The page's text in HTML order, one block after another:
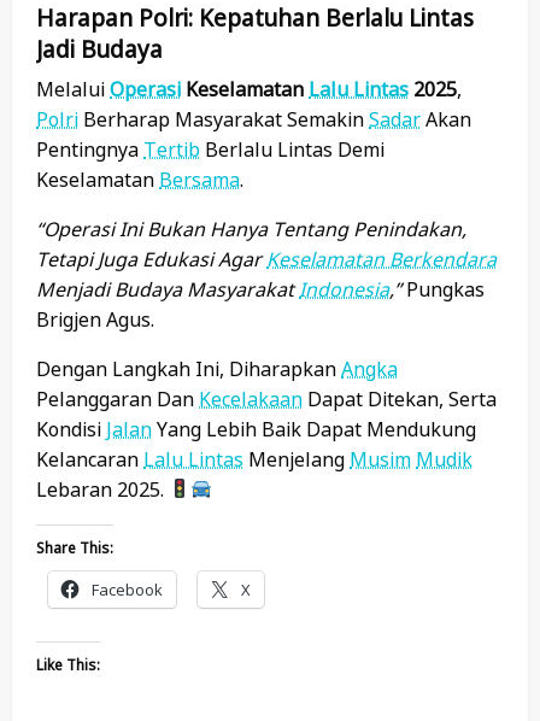
Harapan Polri: Kepatuhan Berlalu Lintas
Jadi Budaya
MelaluiOperasi Keselamatan Lalu Lintas 2025,
Polri Berharap Masyarakat SemakinSadarAkan
Pentingnya Tertib Berlalu Lintas Demi
Keselamatan Bersama.
“Operasi Ini Bukan Hanya Tentang Penindakan,
Tetapi Juga Edukasi AgarKeselamatan Berkendara
Menjadi Budaya MasyarakatIndonesia,”Pungkas
Brigjen Agus.
Dengan Langkah Ini, DiharapkanAngka
Pelanggaran Dan Kecelakaan Dapat Ditekan, Serta
Kondisi JalanYang Lebih Baik Dapat Mendukung
Kelancaran Lalu Lintas Menjelang Musim Mudik
Lebaran 2025.
Share This:
Facebook X
Like This: